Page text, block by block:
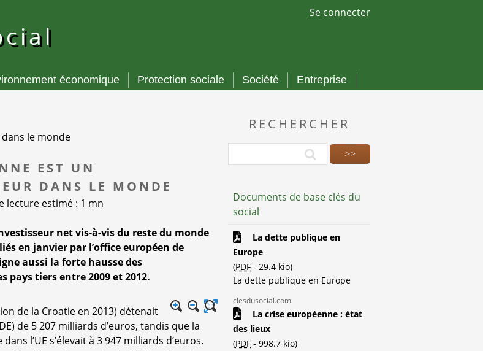
Se connecter
économique Protection sociale Société
Entreprise
le monde
EST UN
DANS LE MONDE
lecture estimé : 1 mn
net vis-à-vis du reste du monde
en janvier par l’office européen de
aussi la forte hausse des
pays tiers entre 2009 et 2012.
de la Croatie en 2013) détenait
de 5 207 milliards d’euros, tandis que la
l’UE s’élevait à 3 947 milliards d’euros.
RECHERCHER
Documents de base clés du
social
La dette publique en
Europe
(PDF - 29.4 kio)
La dette publique en Europe
clesdusocial.com
La crise européenne : état
des lieux
(PDF -998.7 kio)